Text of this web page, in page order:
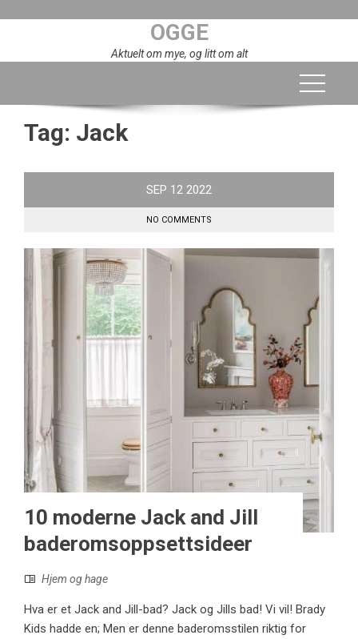
OGGE
Aktuelt om mye, og litt om alt
Tag: Jack
SEP 12 2022
NO COMMENTS
10 moderne Jack and Jill
baderomsoppsettsideer
Hjem og hage
Hva er et Jack and Jill-bad? Jack og Jills bad! Vi vil! Brady
Kids hadde en; Men er denne baderomsstilen riktig for